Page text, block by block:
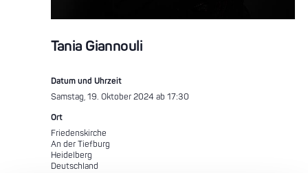
Tania Giannouli
Datum und Uhrzeit
Samstag, 19. Oktober 2024 ab 17:30
Ort
Friedenskirche
An der Tiefburg
Heidelberg
Deutschland